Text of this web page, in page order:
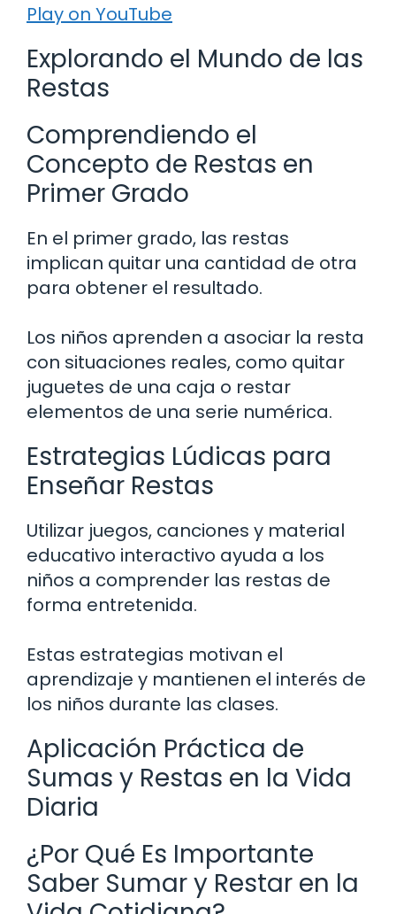
Play on YouTube
Explorando el Mundo de las
Restas
Comprendiendo el
Concepto de Restas en
Primer Grado
En el primer grado, las restas
implican quitar una cantidad de otra
para obtener el resultado.
Los niños aprenden a asociar la resta
con situaciones reales, como quitar
juguetes de una caja o restar
elementos de una serie numérica.
Estrategias Lúdicas para
Enseñar Restas
Utilizar juegos, canciones y material
educativo interactivo ayuda a los
niños a comprender las restas de
forma entretenida.
Estas estrategias motivan el
aprendizaje y mantienen el interés de
los niños durante las clases.
Aplicación Práctica de
Sumas y Restas en la Vida
Diaria
¿Por Qué Es Importante
Saber Sumar y Restar en la